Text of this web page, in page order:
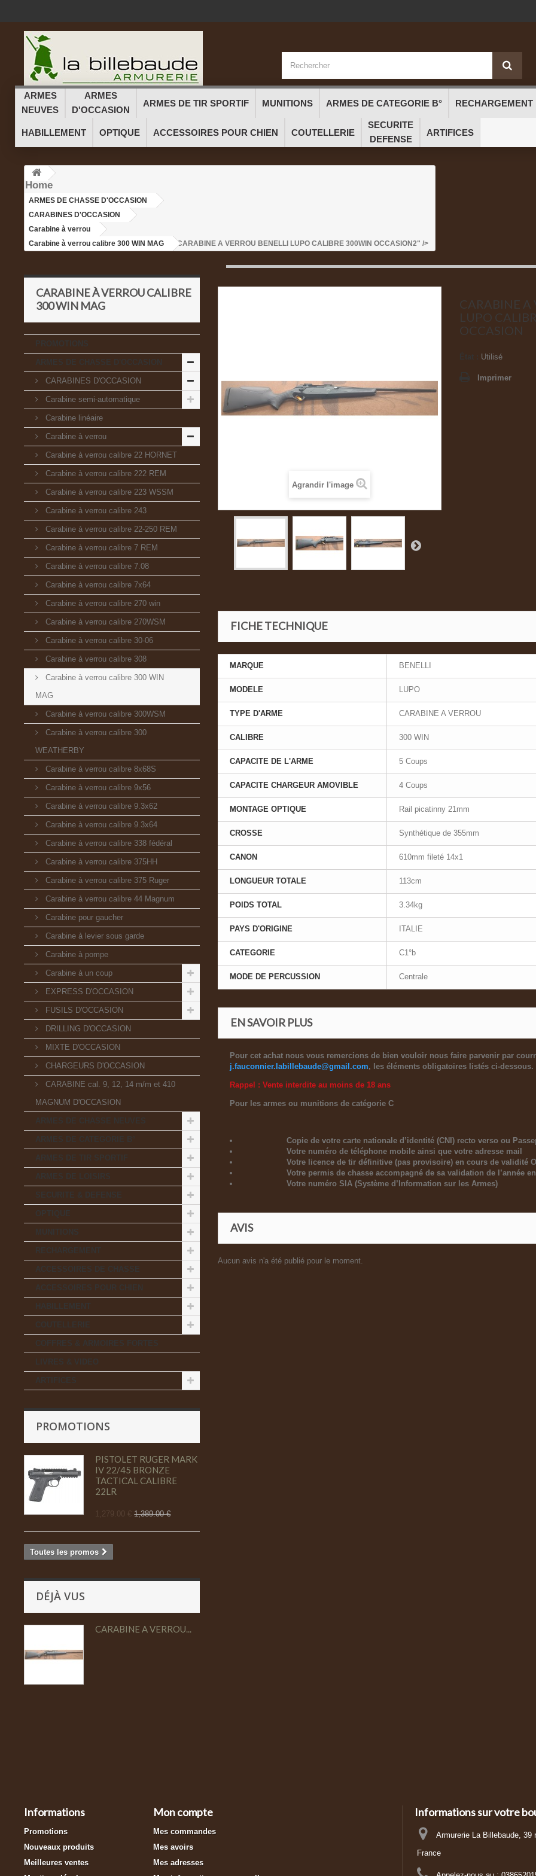
ARMES
NEUVES
ARMES
D'OCCASION
ARMES DE TIR SPORTIF MUNITIONS ARMES DE CATEGORIE B° RECHARGEMENT
HABILLEMENT OPTIQUE ACCESSOIRES POUR CHIEN COUTELLERIE
SECURITE
DEFENSE
ARTIFICES
Home
ARMES DE CHASSE D'OCCASION
CARABINES D'OCCASION
Carabine à verrou
Carabine à verrou calibre 300 WIN MAG
>CARABINE A VERROU BENELLI LUPO CALIBRE 300WIN OCCASION2" />
CARABINE À VERROU CALIBRE
300 WIN MAG
PROMOTIONS
ARMES DE CHASSE D'OCCASION
CARABINES D'OCCASION
Carabine semi-automatique
Carabine linéaire
Carabine à verrou
Carabine à verrou calibre 22 HORNET
Carabine à verrou calibre 222 REM
Carabine à verrou calibre 223 WSSM
Carabine à verrou calibre 243
Carabine à verrou calibre 22-250 REM
Carabine à verrou calibre 7 REM
Carabine à verrou calibre 7.08
Carabine à verrou calibre 7x64
Carabine à verrou calibre 270 win
Carabine à verrou calibre 270WSM
Carabine à verrou calibre 30-06
Carabine à verrou calibre 308
Carabine à verrou calibre 300 WIN
MAG
Carabine à verrou calibre 300WSM
Carabine à verrou calibre 300
WEATHERBY
Carabine à verrou calibre 8x68S
Carabine à verrou calibre 9x56
Carabine à verrou calibre 9.3x62
Carabine à verrou calibre 9.3x64
Carabine à verrou calibre 338 fédéral
Carabine à verrou calibre 375HH
Carabine à verrou calibre 375 Ruger
Carabine à verrou calibre 44 Magnum
Carabine pour gaucher
Carabine à levier sous garde
Carabine à pompe
Carabine à un coup
EXPRESS D'OCCASION
FUSILS D'OCCASION
DRILLING D'OCCASION
MIXTE D'OCCASION
CHARGEURS D'OCCASION
CARABINE cal. 9, 12, 14 m/m et 410
MAGNUM D'OCCASION
ARMES DE CHASSE NEUVES
ARMES DE CATEGORIE B°
ARMES DE TIR SPORTIF
ARMES DE LOISIRS
SECURITE & DEFENSE
MUNITIONS
RECHARGEMENT
ACCESSOIRES DE CHASSE
ACCESSOIRES POUR CHIEN
HABILLEMENT
COUTELLERIE
COFFRES & ARMOIRES FORTES
LIVRES & VIDEO
ARTIFICES
PROMOTIONS
PISTOLET RUGER MARK
IV 22/45 BRONZE
TACTICAL CALIBRE
22LR
1,279.00 €1,389.00 €
Toutes les promos
DÉJÀ VUS
CARABINE A VERROU...
Agrandir l'image
CARABINE A
LUPO
OCCASION
Utilisé
Imprimer
FICHE TECHNIQUE
MARQUE BENELLI
MODELE LUPO
TYPE D'ARME CARABINE A VERROU
CALIBRE 300 WIN
CAPACITE DE L'ARME 5 Coups
CAPACITE CHARGEUR AMOVIBLE 4 Coups
MONTAGE OPTIQUE Rail picatinny 21mm
CROSSE Synthétique de 355mm
CANON 610mm fileté 14x1
LONGUEUR TOTALE 113cm
POIDS TOTAL 3.34kg
PAYS D'ORIGINE ITALIE
CATEGORIE C1°b
MODE DE PERCUSSION Centrale
EN SAVOIR PLUS
Pour cet achat nous vous remercions de bien vouloir nous faire parvenir par
j.fauconnier.labillebaude@gmail.com, les éléments obligatoires listés ci-dessous.
Rappel : Vente interdite au moins de 18 ans
Pour les armes ou munitions de catégorie C
Copie de votre carte nationale d’identité (CNI) recto verso ou
Votre numéro de téléphone mobile ainsi que votre adresse mail
Votre licence de tir définitive (pas provisoire) en cours de validité
Votre permis de chasse accompagné de sa validation de l’année
Votre numéro SIA (Système d’Information sur les Armes)
AVIS
Aucun avis n'a été publié pour le moment.
Informations
Promotions
Nouveaux produits
Meilleures ventes
Mon compte
Mes commandes
Mes avoirs
Mes adresses
Informations sur votre
Armurerie La Billebaude, 39
France